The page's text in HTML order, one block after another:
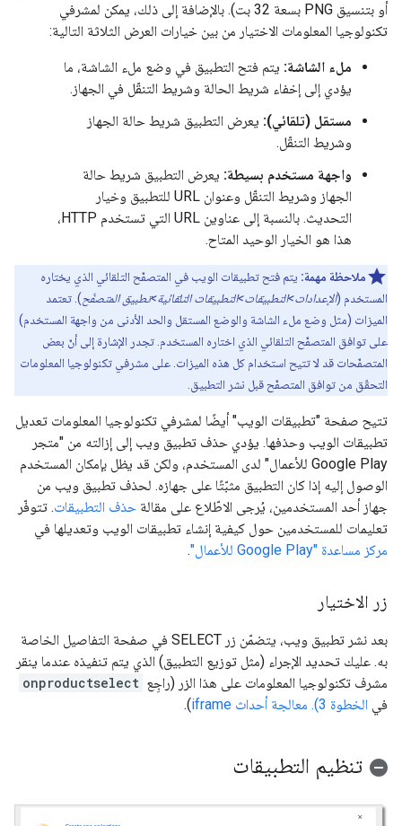
أو بتنسيق PNG بسعة 32 بت). بالإضافة إلى ذلك، يمكن لمشرفي
تكنولوجيا المعلومات الاختيار من بين خيارات العرض الثلاثة التالية:
ملء الشاشة: يتم فتح التطبيق في وضع ملء الشاشة، ما
يؤدي إلى إخفاء شريط الحالة وشريط التنقّل في الجهاز.
مستقل (تلقائي): يعرض التطبيق شريط حالة الجهاز
وشريط التنقّل.
واجهة مستخدم بسيطة: يعرض التطبيق شريط حالة
الجهاز وشريط التنقّل وعنوان URL للتطبيق وخيار
التحديث. بالنسبة إلى عناوين URL التي تستخدم HTTP،
هذا هو الخيار الوحيد المتاح.
ملاحظة مهمة: يتم فتح تطبيقات الويب في المتصفّح التلقائي الذي يختاره
المستخدم (الإعدادات>التطبيقات>التطبيقات التلقائية>تطبيق المتصفّح). تعتمد
الميزات (مثل وضع ملء الشاشة والوضع المستقل والحد الأدنى من واجهة المستخدم)
على توافق المتصفّح التلقائي الذي اختاره المستخدم. تجدر الإشارة إلى أنّ بعض
المتصفّحات قد لا تتيح استخدام كل هذه الميزات. على مشرفي تكنولوجيا المعلومات
التحقّق من توافق المتصفّح قبل نشر التطبيق.
تتيح صفحة "تطبيقات الويب" أيضًا لمشرفي تكنولوجيا المعلومات تعديل
تطبيقات الويب وحذفها. يؤدي حذف تطبيق ويب إلى إزالته من "متجر
Google Play للأعمال" لدى المستخدم، ولكن قد يظل بإمكان المستخدم
الوصول إليه إذا كان التطبيق مثبّتًا على جهازه. لحذف تطبيق ويب من
جهاز أحد المستخدمين، يُرجى الاطّلاع على مقالة حذف التطبيقات. تتوفّر
تعليمات للمستخدمين حول كيفية إنشاء تطبيقات الويب وتعديلها في
مركز مساعدة "Google Play للأعمال"
.
زر الاختيار
بعد نشر تطبيق ويب، يتضمّن زر SELECT في صفحة التفاصيل الخاصة
به. عليك تحديد الإجراء (مثل توزيع التطبيق) الذي يتم تنفيذه عندما ينقر
مشرف تكنولوجيا المعلومات على هذا الزر (راجِع onproductselect
في الخطوة 3). معالجة أحداث iframe ).
تنظيم التطبيقات